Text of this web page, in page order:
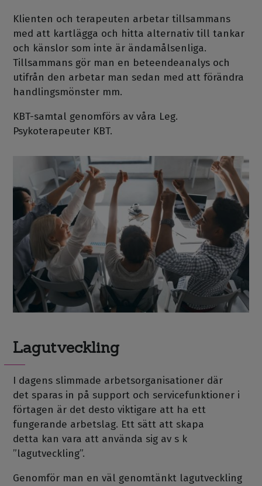
Klienten och terapeuten arbetar tillsammans
med att kartlägga och hitta alternativ till tankar
och känslor som inte är ändamålsenliga.
Tillsammans gör man en beteendeanalys och
utifrån den arbetar man sedan med att förändra
handlingsmönster mm.
KBT-samtal genomförs av våra Leg.
Psykoterapeuter KBT.
Lagutveckling
I dagens slimmade arbetsorganisationer där
det sparas in på support och servicefunktioner i
förtagen är det desto viktigare att ha ett
fungerande arbetslag. Ett sätt att skapa
detta kan vara att använda sig av s k
”lagutveckling”.
Genomför man en väl genomtänkt lagutveckling